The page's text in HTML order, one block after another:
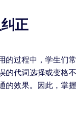
正
的过程中，学生们
的代词选择或变格
的效果。因此，掌